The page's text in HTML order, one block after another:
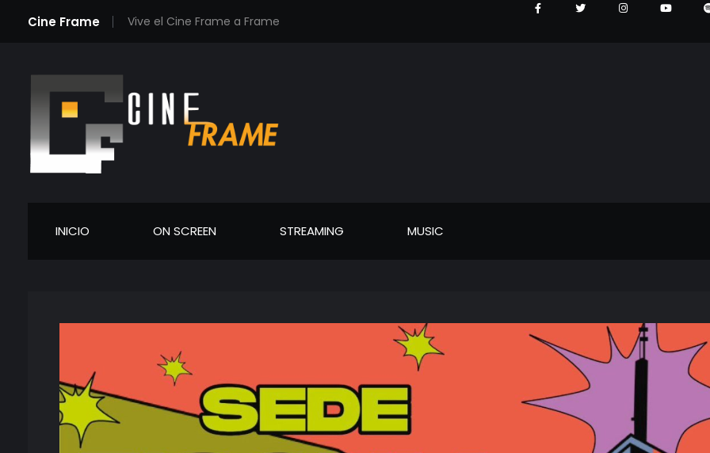
Cine Frame Vive el Cine Frame a Frame
INICIO ON SCREEN STREAMING MUSIC